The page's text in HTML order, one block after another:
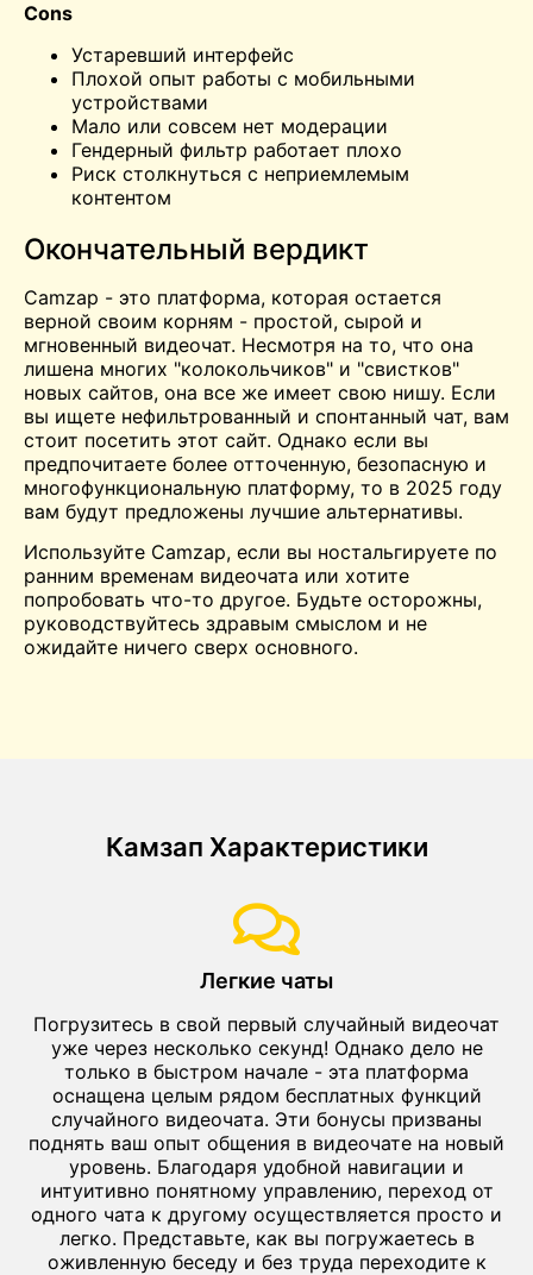
Cons
Устаревший интерфейс
Плохой опыт работы с мобильными
устройствами
Мало или совсем нет модерации
Гендерный фильтр работает плохо
Риск столкнуться с неприемлемым
контентом
Окончательный вердикт
Camzap - это платформа, которая остается
верной своим корням - простой, сырой и
мгновенный видеочат. Несмотря на то, что она
лишена многих "колокольчиков" и "свистков"
новых сайтов, она все же имеет свою нишу. Если
вы ищете нефильтрованный и спонтанный чат, вам
стоит посетить этот сайт. Однако если вы
предпочитаете более отточенную, безопасную и
многофункциональную платформу, то в 2025 году
вам будут предложены лучшие альтернативы.
Используйте Camzap, если вы ностальгируете по
ранним временам видеочата или хотите
попробовать что-то другое. Будьте осторожны,
руководствуйтесь здравым смыслом и не
ожидайте ничего сверх основного.
Камзап Характеристики
Легкие чаты
Погрузитесь в свой первый случайный видеочат
уже через несколько секунд! Однако дело не
только в быстром начале - эта платформа
оснащена целым рядом бесплатных функций
случайного видеочата. Эти бонусы призваны
поднять ваш опыт общения в видеочате на новый
уровень. Благодаря удобной навигации и
интуитивно понятному управлению, переход от
одного чата к другому осуществляется просто и
легко. Представьте, как вы погружаетесь в
оживленную беседу и без труда переходите к